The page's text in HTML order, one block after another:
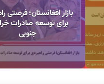
بازار افغانستان؛ فرصتی
برای توسعه صادرات
جنوبی